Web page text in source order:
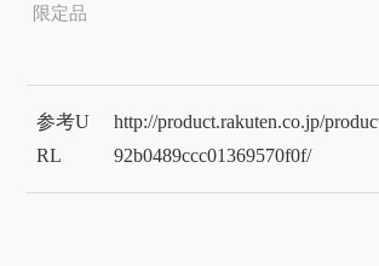
限定品
参考U
RL
http://product.rakuten.co.jp/
92b0489ccc01369570f0f/